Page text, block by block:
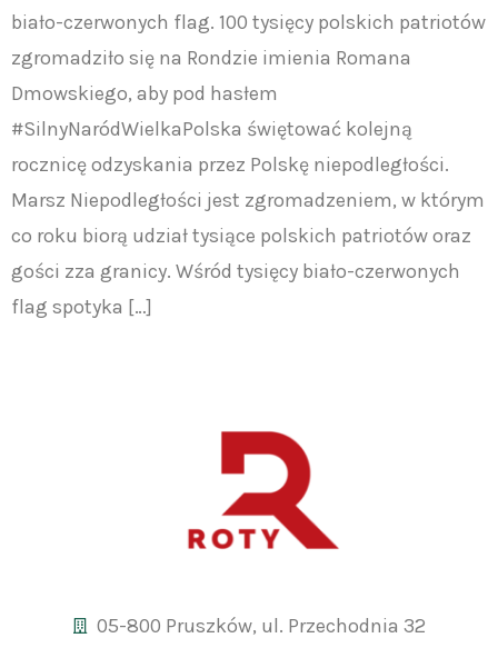
biało-czerwonych flag. 100 tysięcy polskich patriotów
zgromadziło się na Rondzie imienia Romana
Dmowskiego, aby pod hasłem
#SilnyNaródWielkaPolska świętować kolejną
rocznicę odzyskania przez Polskę niepodległości.
Marsz Niepodległości jest zgromadzeniem, w którym
co roku biorą udział tysiące polskich patriotów oraz
gości zza granicy. Wśród tysięcy biało-czerwonych
flag spotyka […]
05-800 Pruszków, ul. Przechodnia 32